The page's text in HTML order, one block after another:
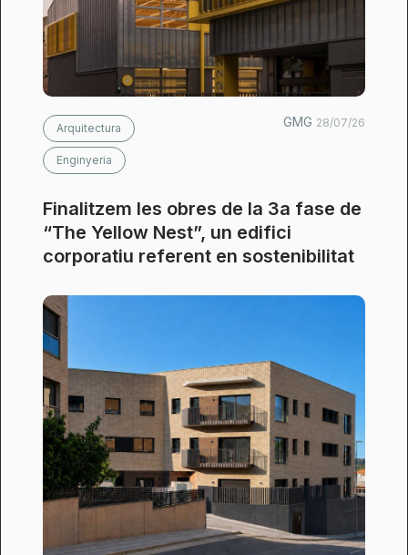
Arquitectura
Enginyeria
GMG 28/07/26
Finalitzem les obres de la 3a fase de
“The Yellow Nest”, un edifici
corporatiu referent en sostenibilitat